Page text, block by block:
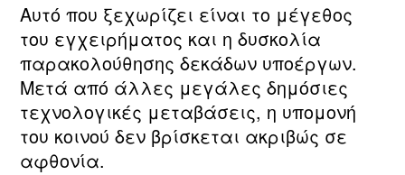
Αυτό που ξεχωρίζει είναι το μέγεθος
του εγχειρήματος και η δυσκολία
παρακολούθησης δεκάδων υποέργων.
Μετά από άλλες μεγάλες δημόσιες
τεχνολογικές μεταβάσεις, η υπομονή
του κοινού δεν βρίσκεται ακριβώς σε
αφθονία.